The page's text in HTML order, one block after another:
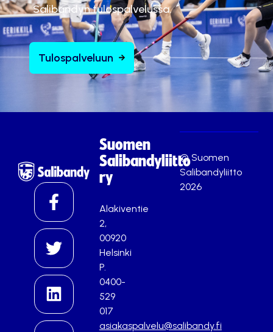
Salibandyn tulospalvelussa.
Tulospalveluun
Suomen
Salibandyliitto
ry
Alakiventie
2,
00920
Helsinki
P.
0400-
529
017
asiakaspalvelu@salibandy.fi
© Suomen
Salibandyliitto
2026